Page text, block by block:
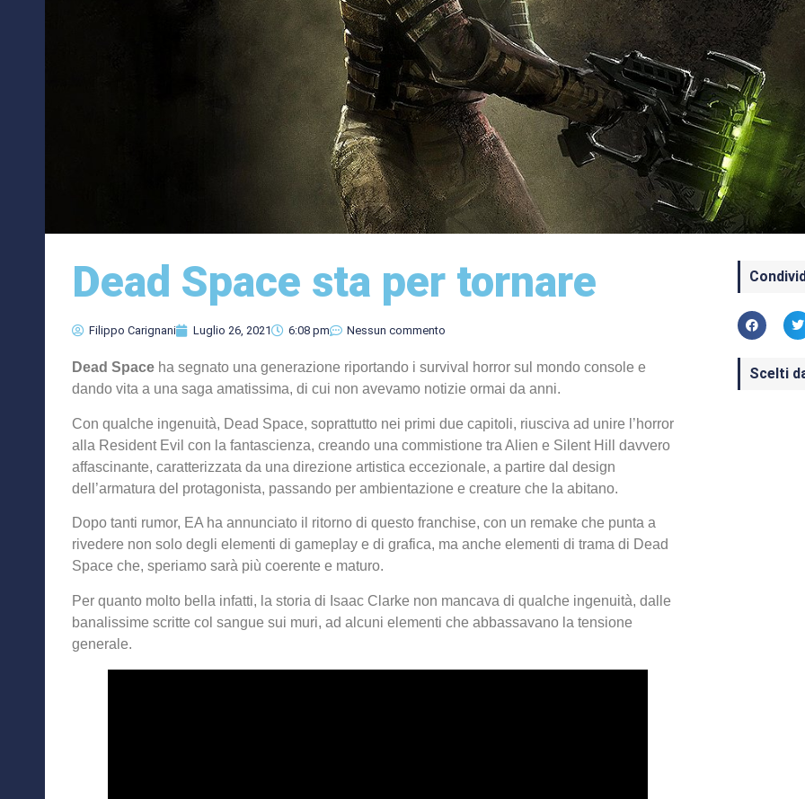
Dead Space sta per tornare
Filippo Carignani Luglio 26, 2021 6:08 pm Nessun commento
Dead Space ha segnato una generazione riportando i survival horror sul mondo console e
dando vita a una saga amatissima, di cui non avevamo notizie ormai da anni.
Con qualche ingenuità, Dead Space, soprattutto nei primi due capitoli, riusciva ad unire l’horror
alla Resident Evil con la fantascienza, creando una commistione tra Alien e Silent Hill davvero
affascinante, caratterizzata da una direzione artistica eccezionale, a partire dal design
dell’armatura del protagonista, passando per ambientazione e creature che la abitano.
Dopo tanti rumor, EA ha annunciato il ritorno di questo franchise, con un remake che punta a
rivedere non solo degli elementi di gameplay e di grafica, ma anche elementi di trama di Dead
Space che, speriamo sarà più coerente e maturo.
Per quanto molto bella infatti, la storia di Isaac Clarke non mancava di qualche ingenuità, dalle
banalissime scritte col sangue sui muri, ad alcuni elementi che abbassavano la tensione
generale.
Scelti